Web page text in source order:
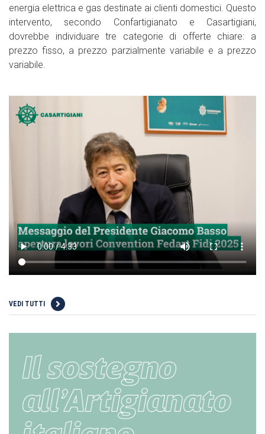
energia elettrica e gas destinate ai clienti domestici. Questo
intervento, secondo Confartigianato e Casartigiani,
dovrebbe individuare tre categorie di offerte chiare: a
prezzo fisso, a prezzo parzialmente variabile e a prezzo
variabile.
VEDI TUTTI